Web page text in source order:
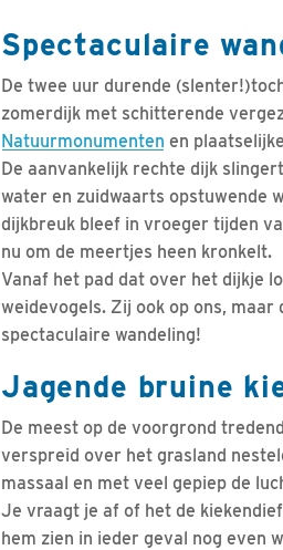
Spectaculaire
De twee uur durende
zomerdijk met schitterende
Natuurmonumenten en
De aanvankelijk rechte dijk
water en zuidwaarts opstuwende
dijkbreuk bleef in vroeger tijden
nu om de meertjes heen kronkelt.
Vanaf het pad dat over het dijkje
weidevogels. Zij ook op ons,
spectaculaire wandeling!
Jagende bruine
De meest op de voorgrond
verspreid over het grasland
massaal en met veel gepiep de
Je vraagt je af of het de
hem zien in ieder geval nog even